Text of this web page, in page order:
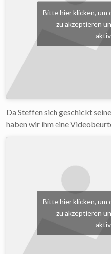
Bitte hier klicken, um
zu akzeptieren
Da Steffen sich geschickt
haben wir ihm eine
Bitte hier klicken, um
zu akzeptieren